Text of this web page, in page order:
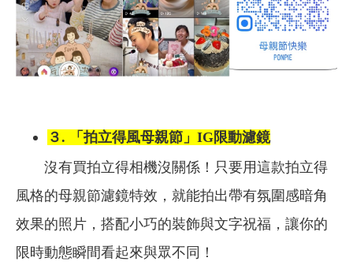
３. 「拍立得風母親節」IG限動濾鏡
沒有買拍立得相機沒關係！只要用這款拍立得
風格的母親節濾鏡特效，就能拍出帶有氛圍感暗角
效果的照片，搭配小巧的裝飾與文字祝福，讓你的
限時動態瞬間看起來與眾不同！